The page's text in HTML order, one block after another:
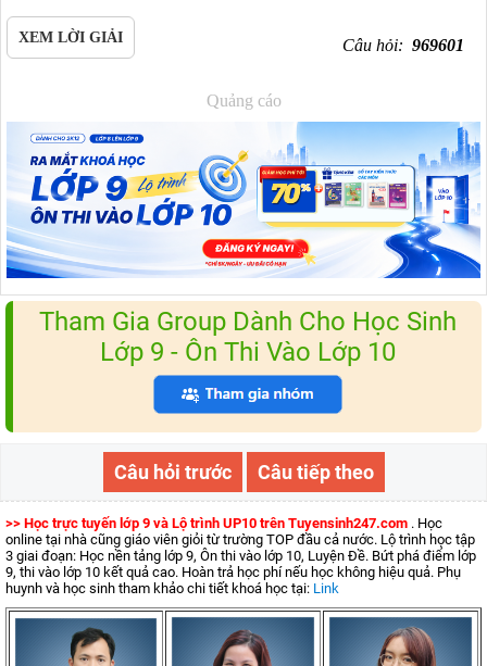
XEM LỜI GIẢI Câu hỏi: 969601
Quảng cáo
Tham Gia Group Dành Cho Học Sinh
Lớp 9 - Ôn Thi Vào Lớp 10
Câu hỏi trước Câu tiếp theo
>> Học trực tuyến lớp 9 và Lộ trình UP10 trên Tuyensinh247.com . Học
online tại nhà cũng giáo viên giỏi từ trường TOP đầu cả nước. Lộ trình học tập
3 giai đoạn: Học nền tảng lớp 9, Ôn thi vào lớp 10, Luyện Đề. Bứt phá điểm lớp
9, thi vào lớp 10 kết quả cao. Hoàn trả học phí nếu học không hiệu quả. Phụ
huynh và học sinh tham khảo chi tiết khoá học tại: Link